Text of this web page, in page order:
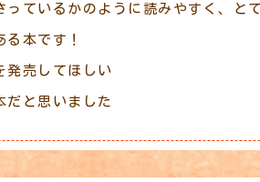
ているかのように読みやすく、と
本です！
発売してほしい
だと思いました